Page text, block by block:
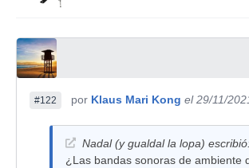
#122 por Klaus Mari Kong el 29/11/
Nadal (y gualdal la lopa)
¿Las bandas sonoras de ambiente